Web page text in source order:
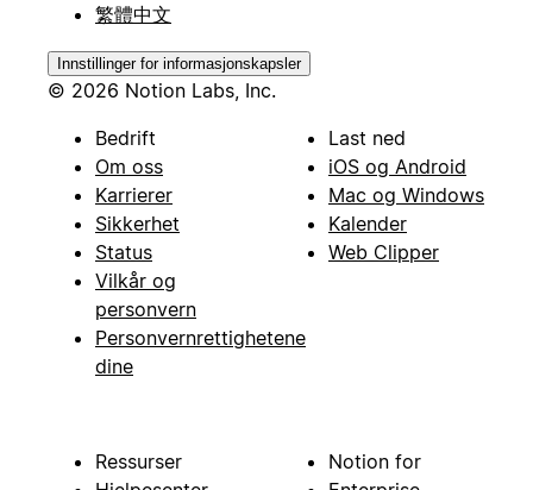
繁體中文
Innstillinger for informasjonskapsler
© 2026 Notion Labs, Inc.
Bedrift
Om oss
Karrierer
Sikkerhet
Status
Vilkår og
personvern
Personvernrettighetene
dine
Last ned
iOS og Android
Mac og Windows
Kalender
Web Clipper
Ressurser
Notion for